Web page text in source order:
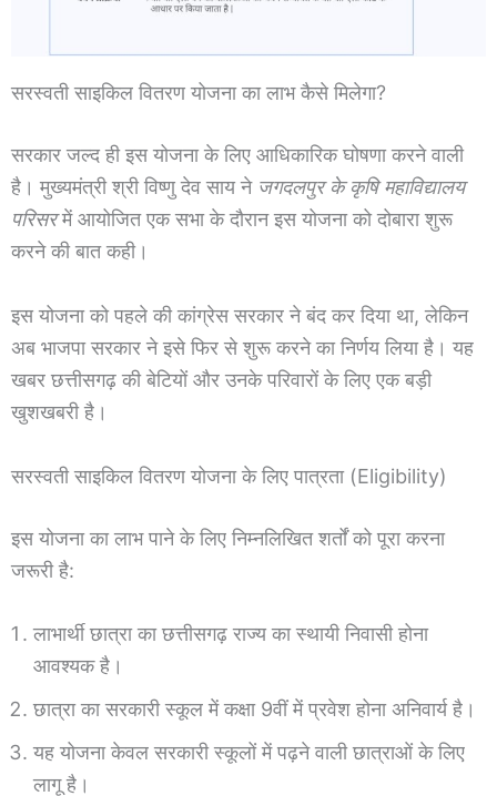
सरस्वती साइकिल वितरण योजना का लाभ कैसे मिलेगा?
सरकार जल्द ही इस योजना के लिए आधिकारिक घोषणा करने वाली
है। मुख्यमंत्री श्री विष्णु देव साय ने जगदलपुर के कृषि महाविद्यालय
परिसरमें आयोजित एक सभा के दौरान इस योजना को दोबारा शुरू
करने की बात कही।
इस योजना को पहले की कांग्रेस सरकार ने बंद कर दिया था, लेकिन
अब भाजपा सरकार ने इसे फिर से शुरू करने का निर्णय लिया है। यह
खबर छत्तीसगढ़ की बेटियों और उनके परिवारों के लिए एक बड़ी
खुशखबरी है।
सरस्वती साइकिल वितरण योजना के लिए पात्रता (Eligibility)
इस योजना का लाभ पाने के लिए निम्नलिखित शर्तों को पूरा करना
जरूरी है:
लाभार्थी छात्रा का छत्तीसगढ़ राज्य का स्थायी निवासी होना
आवश्यक है।
छात्रा का सरकारी स्कूल में कक्षा 9वीं में प्रवेश होना अनिवार्य है।
यह योजना केवल सरकारी स्कूलों में पढ़ने वाली छात्राओं के लिए
लागू है।